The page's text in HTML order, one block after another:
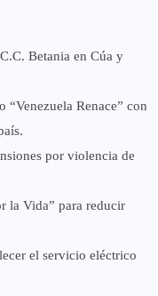
Betania en Cúa y
“Venezuela Renace” con
por violencia de
la Vida” para reducir
el servicio eléctrico